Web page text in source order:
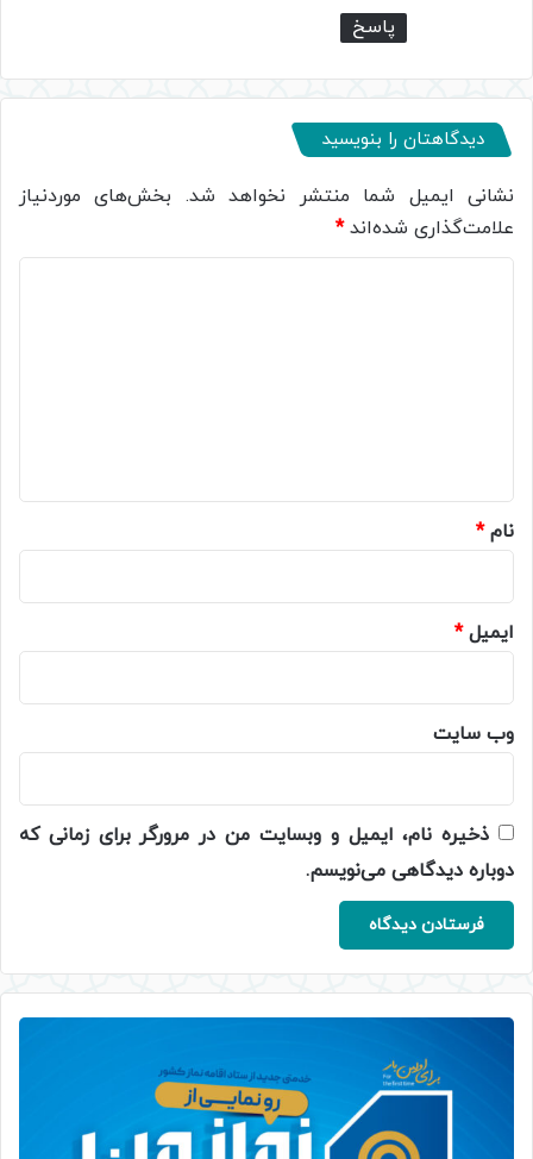
پاسخ
دیدگاهتان را بنویسید
نشانی ایمیل شما منتشر نخواهد شد. بخش‌های موردنیاز
علامت‌گذاری شده‌اند*
نام*
ایمیل*
وب‌ سایت
ذخیره نام، ایمیل و وبسایت من در مرورگر برای زمانی که
دوباره دیدگاهی می‌نویسم.